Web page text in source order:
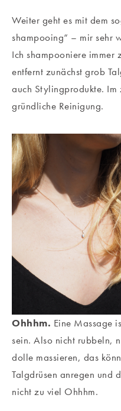
Weiter geht es mit dem
shampooing“ – mir sehr
Ich shampooniere
entfernt zunächst grob
auch Stylingprodukte.
gründliche Reinigung.
Ohhhm. Eine Massage
sein. Also nicht rubbeln,
dolle massieren, das
Talgdrüsen anregen und
nicht zu viel Ohhhm.